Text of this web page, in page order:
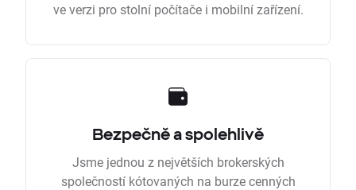
ve verzi pro stolní počítače i mobilní zařízení.
Bezpečně a spolehlivě
Jsme jednou z největších brokerských
společností kótovaných na burze cenných